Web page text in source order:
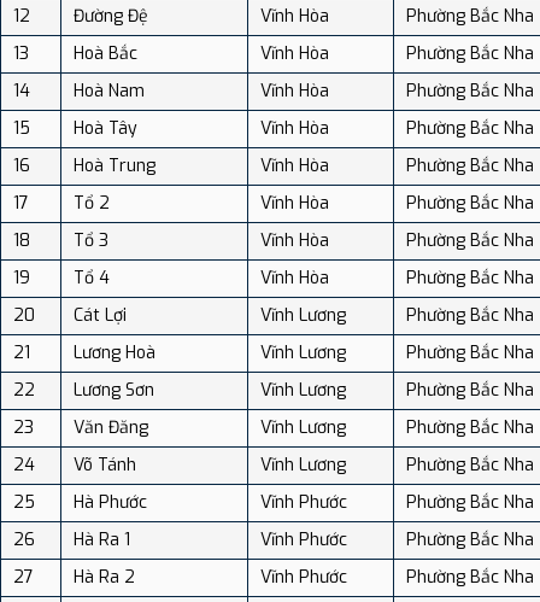
12
Đường Đệ Vĩnh Hòa
Phường Bắc
13
Hoà Bắc Vĩnh Hòa
Phường Bắc
14
Hoà Nam Vĩnh Hòa
Phường Bắc
15
Hoà Tây Vĩnh Hòa
Phường Bắc
16
Hoà Trung Vĩnh Hòa
Phường Bắc
17
Tổ 2 Vĩnh Hòa
Phường Bắc
18
Tổ 3 Vĩnh Hòa
Phường Bắc
19
Tổ 4 Vĩnh Hòa
Phường Bắc
20
Cát Lợi Vĩnh Lương
Phường Bắc
21
Lương Hoà Vĩnh Lương
Phường Bắc
22
Lương Sơn Vĩnh Lương
Phường Bắc
23
Văn Đăng Vĩnh Lương
Phường Bắc
24
Võ Tánh Vĩnh Lương
Phường Bắc
25
Hà Phước Vĩnh Phước
Phường Bắc
26
Hà Ra 1 Vĩnh Phước
Phường Bắc
27
Hà Ra 2 Vĩnh Phước
Phường Bắc